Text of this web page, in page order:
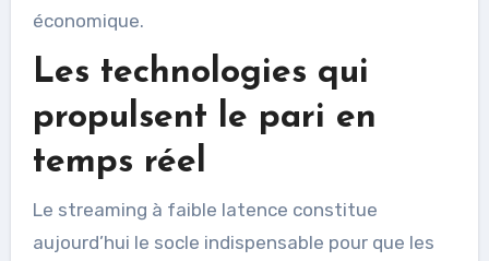
économique.
Les technologies qui
propulsent le pari en
temps réel
Le streaming à faible latence constitue
aujourd’hui le socle indispensable pour que les